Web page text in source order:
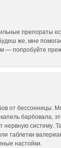
препораты
же, мне
— попробуйте
от бессонницы.
барбовала,
нервную систему.
таблетки
настойки.